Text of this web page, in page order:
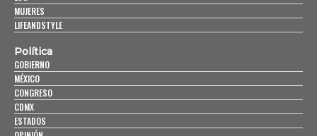
MUJERES
LIFEANDSTYLE
Política
GOBIERNO
MÉXICO
CONGRESO
CDMX
ESTADOS